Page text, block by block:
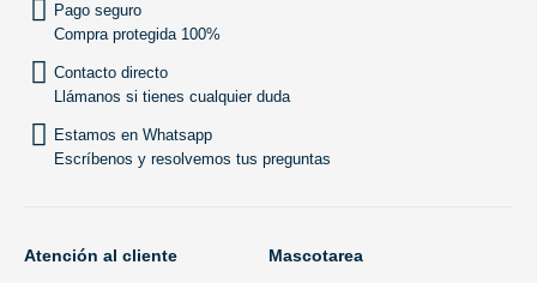
Pago seguro
Compra protegida 100%
Contacto directo
Llámanos si tienes cualquier duda
Estamos en Whatsapp
Escríbenos y resolvemos tus preguntas
Atención al cliente Mascotarea